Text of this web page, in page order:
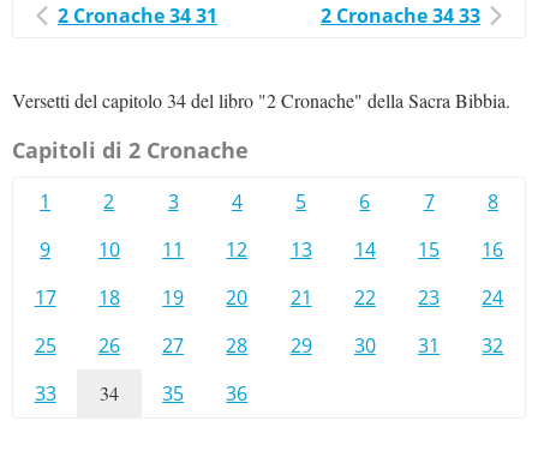
2 Cronache 34 31 2 Cronache 34 33
Versetti del capitolo 34 del libro "2 Cronache" della Sacra Bibbia.
Capitoli di 2 Cronache
1 2 3 4 5 6 7
8
9
10 11 12 13 14 15
16
17
18 19 20 21 22 23
24
25
26 27 28 29 30 31
32
33
34 35 36